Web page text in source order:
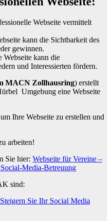
Webseite vermittelt
kann die Sichtbarkeit des
gewinnen.
Webseite kann die
und Interessierten fördern.
MACN Zollhausring) erstellt
Umgebung eine Webseite
Ihre Webseite zu erstellen und
arbeiten!
Sie hier: Webseite für Vereine –
Media-Betreuung
sind:
Sie Ihr Social Media